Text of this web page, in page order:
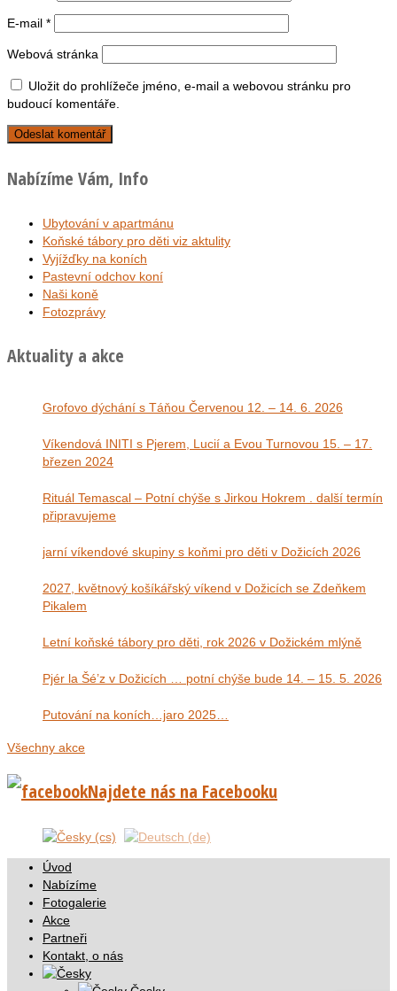
E-mail *
Webová stránka
Uložit do prohlížeče jméno, e-mail a webovou stránku pro
budoucí komentáře.
Nabízíme Vám, Info
Ubytování v apartmánu
Koňské tábory pro děti viz aktulity
Vyjížďky na koních
Pastevní odchov koní
Naši koně
Fotozprávy
Aktuality a akce
Grofovo dýchání s Táňou Červenou 12. – 14. 6. 2026
Víkendová INITI s Pjerem, Lucií a Evou Turnovou 15. – 17.
březen 2024
Rituál Temascal – Potní chýše s Jirkou Hokrem . další termín
připravujeme
jarní víkendové skupiny s koňmi pro děti v Dožicích 2026
2027, květnový košíkářský víkend v Dožicích se Zdeňkem
Pikalem
Letní koňské tábory pro děti, rok 2026 v Dožickém mlýně
Pjér la Šé’z v Dožicích … potní chýše bude 14. – 15. 5. 2026
Putování na koních…jaro 2025…
Všechny akce
Najdete nás na Facebooku
Úvod
Nabízíme
Fotogalerie
Akce
Partneři
Kontakt, o nás